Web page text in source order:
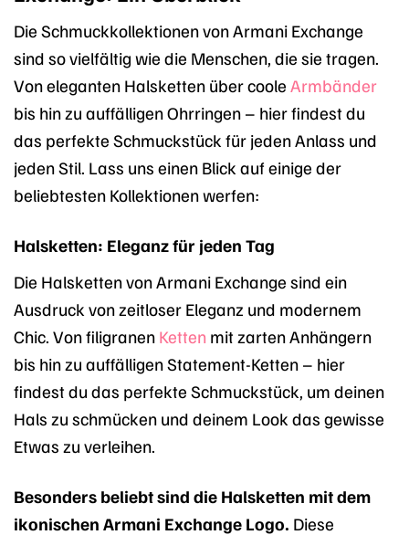
Die Schmuckkollektionen von Armani Exchange
sind so vielfältig wie die Menschen, die sie tragen.
Von eleganten Halsketten über coole Armbänder
bis hin zu auffälligen Ohrringen – hier findest du
das perfekte Schmuckstück für jeden Anlass und
jeden Stil. Lass uns einen Blick auf einige der
beliebtesten Kollektionen werfen:
Halsketten: Eleganz für jeden Tag
Die Halsketten von Armani Exchange sind ein
Ausdruck von zeitloser Eleganz und modernem
Chic. Von filigranen Ketten mit zarten Anhängern
bis hin zu auffälligen Statement-Ketten – hier
findest du das perfekte Schmuckstück, um deinen
Hals zu schmücken und deinem Look das gewisse
Etwas zu verleihen.
Besonders beliebt sind die Halsketten mit dem
ikonischen Armani Exchange Logo. Diese